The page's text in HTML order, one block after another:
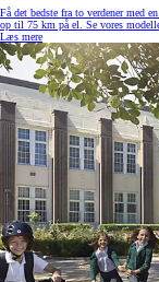
Få det bedste fra to verdener med
op til 75 km på el. Se vores
Læs mere